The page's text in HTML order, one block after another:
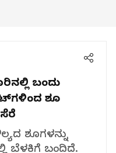
ಬಂದು
ಶೂ
ಶೂಗಳನ್ನು
ಬೆಳಕಿಗೆ ಬಂದಿದೆ.